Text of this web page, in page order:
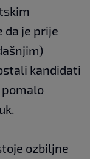
da je prije
kandidati
pomalo
ozbiljne